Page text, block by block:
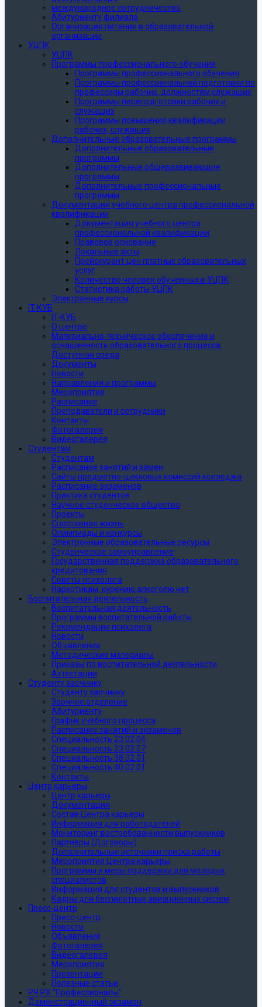
международное сотрудничество
Абитуриенту филиала
Организация питания в образовательной
организации
УЦПК
УЦПК
Программы профессионального обучения
Программы профессионального обучения
Программы профессиональной подготовки по
профессиям рабочих, должностям служащих
Программы переподготовки рабочих и
служащих
Программы повышения квалификации
рабочих, служащих
Дополнительные образовательные программы
Дополнительные образовательные
программы
Дополнительные общеразвивающие
программы
Дополнительные профессиональные
программы
Документация учебного центра профессиональной
квалификации
Документация учебного центра
профессиональной квалификации
Правовое основание
Локальные акты
Прейскурант цен платных образовательных
услуг
Количество человек обученных в УЦПК
Статистика работы УЦПК
Электронные курсы
IT-КУБ
IT-КУБ
О центре
Материально-техническое обеспечение и
оснащенность образовательного процесса.
Доступная среда
Документы
Новости
Направления и программы
Мероприятия
Расписание
Преподаватели и сотрудники
Контакты
Фотогалерея
Видеогалерея
Студентам
Студентам
Расписание занятий и замен
Сайты предметно-цикловых комиссий колледжа
Расписание экзаменов
Практика студентов
Научное студенческое общество
Проекты
Спортивная жизнь
Олимпиады и конкурсы
Электронные образовательные ресурсы
Студенческое самоуправление
Государственная поддержка образовательного
кредитования
Советы психолога
Наркотикам, курению,алкоголю нет
Воспитательная деятельность
Воспитательная деятельность
Программы воспитательной работы
Рекомендации психолога
Новости
Объявления
Методические материалы
Приказы по воспитательной деятельности
Аттестации
Студенту заочнику
Студенту заочнику
Заочное отделение
Абитуриенту
График учебного процесса
Расписание занятий и экзаменов
Специальность 23.02.04
Специальность 23.02.07
Специальность 38.02.01
Специальность 40.02.01
Контакты
Центр карьеры
Центр карьеры
Документация
Состав Центра карьеры
Информация для работодателей
Мониторинг востребованности выпускников
Партнеры (Договоры)
Дополнительные источники поиска работы
Мероприятия Центра карьеры
Программы и меры поддержки для молодых
специалистов
Информация для студентов и выпускников
Кадры для беспилотных авиационных систем
Пресс-центр
Пресс-центр
Новости
Объявления
Фотогалерея
Видеогалерея
Мероприятия
Презентации
Полезные статьи
РЧ РХ "Профессионалы"
Демонстрационный экзамен